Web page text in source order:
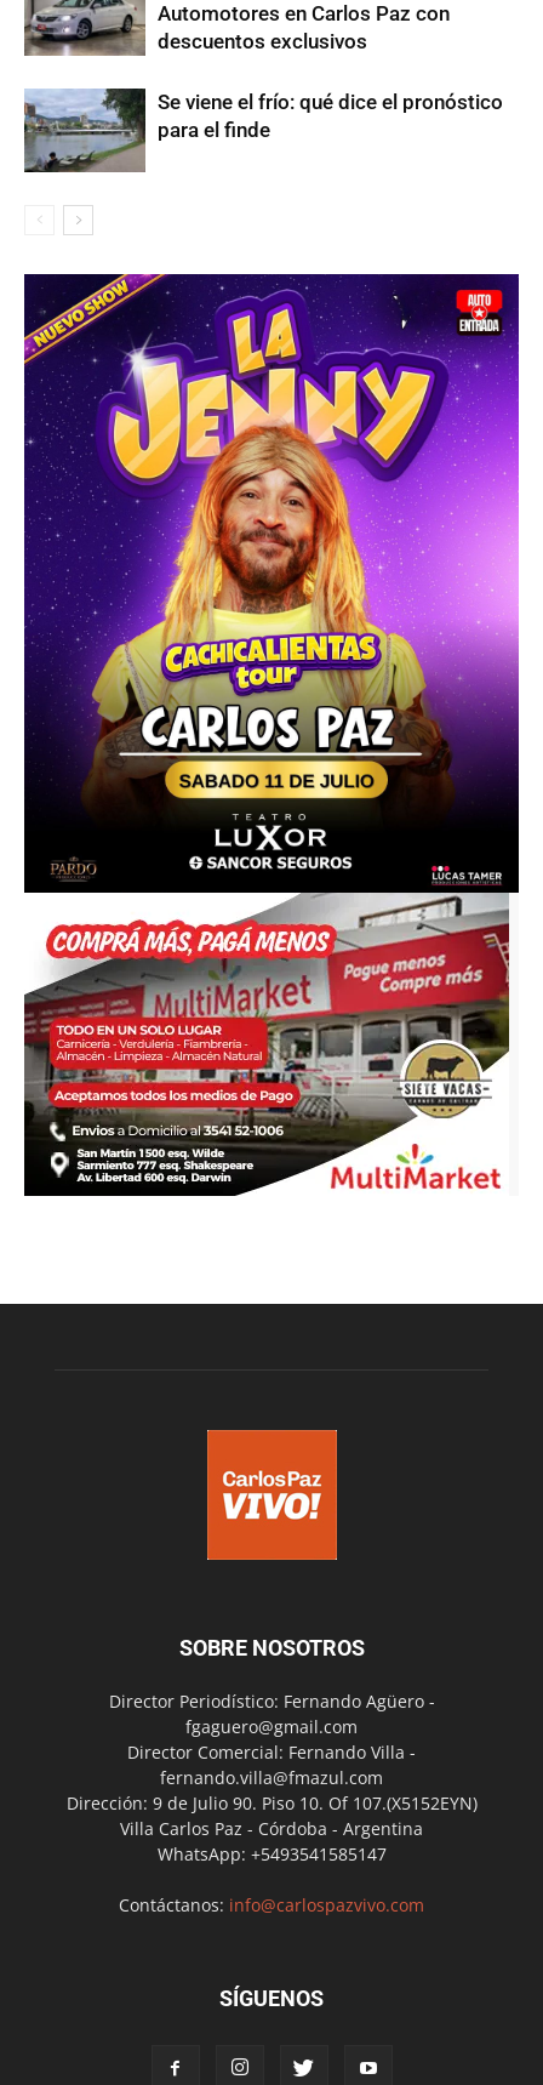
Automotores en Carlos Paz con
descuentos exclusivos
Se viene el frío: qué dice el pronóstico
para el finde
SOBRE NOSOTROS
Director Periodístico: Fernando Agüero -
fgaguero@gmail.com
Director Comercial: Fernando Villa -
fernando.villa@fmazul.com
Dirección: 9 de Julio 90. Piso 10. Of 107.(X5152EYN)
Villa Carlos Paz - Córdoba - Argentina
WhatsApp: +5493541585147
Contáctanos: info@carlospazvivo.com
SÍGUENOS